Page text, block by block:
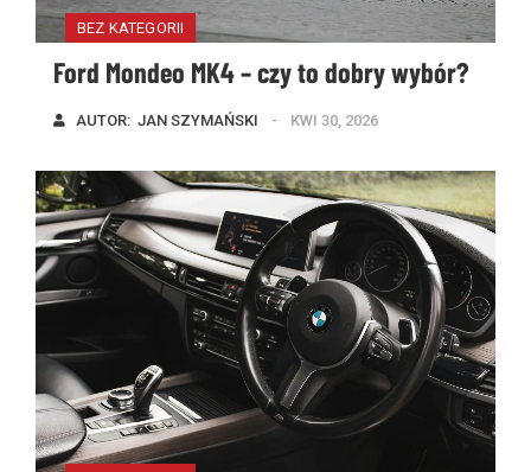
BEZ KATEGORII
Ford Mondeo MK4 – czy to dobry wybór?
AUTOR: JAN SZYMAŃSKI KWI 30, 2026